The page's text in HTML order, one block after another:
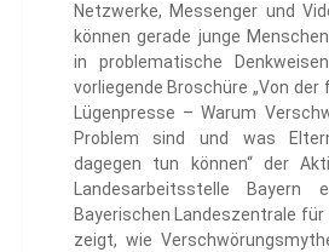
Netzwerke, Messenger und
können gerade junge
in problematische
vorliegende Broschüre „Von der
Lügenpresse – Warum
Problem sind und was
dagegen tun können“ der
Landesarbeitsstelle
Bayerischen Landeszentrale für
zeigt, wie